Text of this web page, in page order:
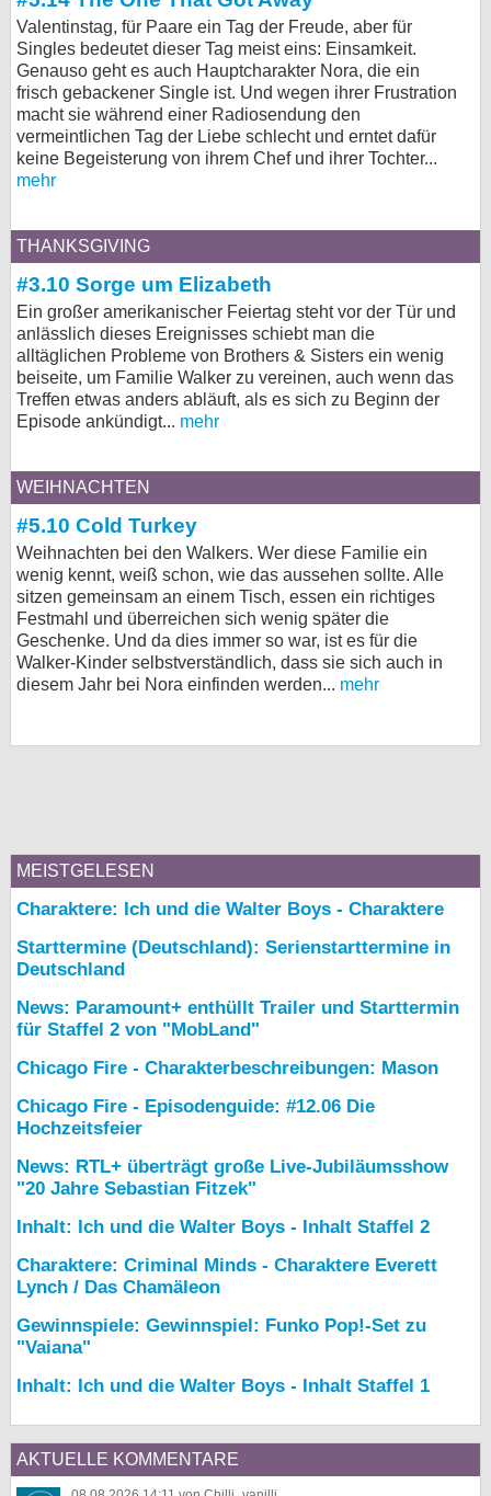
Valentinstag, für Paare ein Tag der Freude, aber für
Singles bedeutet dieser Tag meist eins: Einsamkeit.
Genauso geht es auch Hauptcharakter Nora, die ein
frisch gebackener Single ist. Und wegen ihrer Frustration
macht sie während einer Radiosendung den
vermeintlichen Tag der Liebe schlecht und erntet dafür
keine Begeisterung von ihrem Chef und ihrer Tochter...
mehr
THANKSGIVING
#3.10 Sorge um Elizabeth
Ein großer amerikanischer Feiertag steht vor der Tür und
anlässlich dieses Ereignisses schiebt man die
alltäglichen Probleme von Brothers & Sisters ein wenig
beiseite, um Familie Walker zu vereinen, auch wenn das
Treffen etwas anders abläuft, als es sich zu Beginn der
Episode ankündigt... mehr
WEIHNACHTEN
#5.10 Cold Turkey
Weihnachten bei den Walkers. Wer diese Familie ein
wenig kennt, weiß schon, wie das aussehen sollte. Alle
sitzen gemeinsam an einem Tisch, essen ein richtiges
Festmahl und überreichen sich wenig später die
Geschenke. Und da dies immer so war, ist es für die
Walker-Kinder selbstverständlich, dass sie sich auch in
diesem Jahr bei Nora einfinden werden... mehr
MEISTGELESEN
Charaktere: Ich und die Walter Boys - Charaktere
Starttermine (Deutschland): Serienstarttermine in
Deutschland
News: Paramount+ enthüllt Trailer und Starttermin
für Staffel 2 von "MobLand"
Chicago Fire - Charakterbeschreibungen: Mason
Chicago Fire - Episodenguide: #12.06 Die
Hochzeitsfeier
News: RTL+ überträgt große Live-Jubiläumsshow
"20 Jahre Sebastian Fitzek"
Inhalt: Ich und die Walter Boys - Inhalt Staffel 2
Charaktere: Criminal Minds - Charaktere Everett
Lynch / Das Chamäleon
Gewinnspiele: Gewinnspiel: Funko Pop!-Set zu
"Vaiana"
Inhalt: Ich und die Walter Boys - Inhalt Staffel 1
AKTUELLE KOMMENTARE